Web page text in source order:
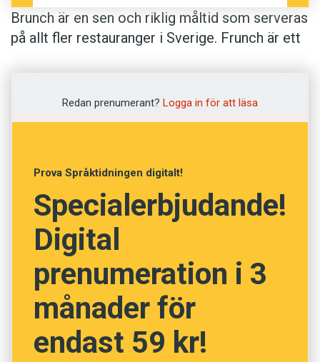
Brunch är en sen och riklig måltid som serveras
på allt fler restauranger i Sverige. Frunch är ett
och lunch, i analogi med den engelska
en naturlig och självklar ordbildning för
fenomenet ifråga.
Redan prenumerant? Logga in för att läsa
Prova Språktidningen digitalt!
Specialerbjudande!
Digital
prenumeration i 3
månader för
endast 59 kr!